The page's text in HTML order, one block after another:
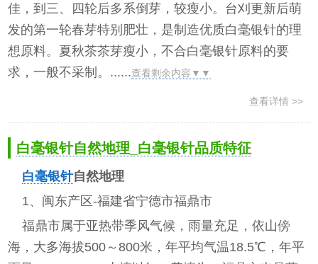
佳，到三、四轮后多系倒芽，较瘦小。台刈更新后萌
发的第一轮春芽特别肥壮，是制造优质白毫银针的理
想原料。夏秋茶茶芽瘦小，不合白毫银针原料的要
求，一般不采制。......查看剩余内容▼▼
查看详情 >>
白毫银针自然地理_白毫银针品质特征
白毫银针自然地理
1、闽东产区-福建省宁德市福鼎市
福鼎市属于亚热带季风气候，雨量充足，依山傍
海，大多海拔500～800米，年平均气温18.5℃，年平